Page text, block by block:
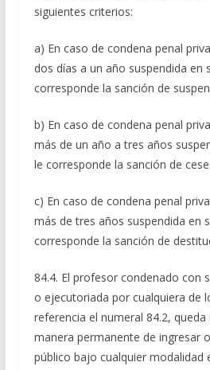
siguientes criterios:
a) En caso de condena penal
dos días a un año suspendida en
corresponde la sanción de
b) En caso de condena penal
más de un año a tres años
le corresponde la sanción de
c) En caso de condena penal
más de tres años suspendida en
corresponde la sanción de
84.4. El profesor condenado con
o ejecutoriada por cualquiera de
referencia el numeral 84.2,
manera permanente de ingresar
público bajo cualquier modalidad